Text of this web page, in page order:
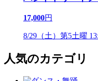
17,000円
8/29（土）第5土曜
人気のカテゴリ